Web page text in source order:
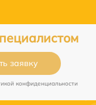
заявку
конфиденциальности